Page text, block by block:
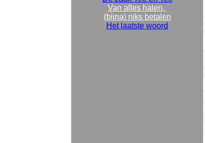
Van alles halen,
(bijna) niks betalen
Het laatste woord